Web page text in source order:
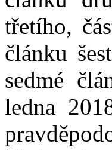
třetího,
článku
sedmé
ledna